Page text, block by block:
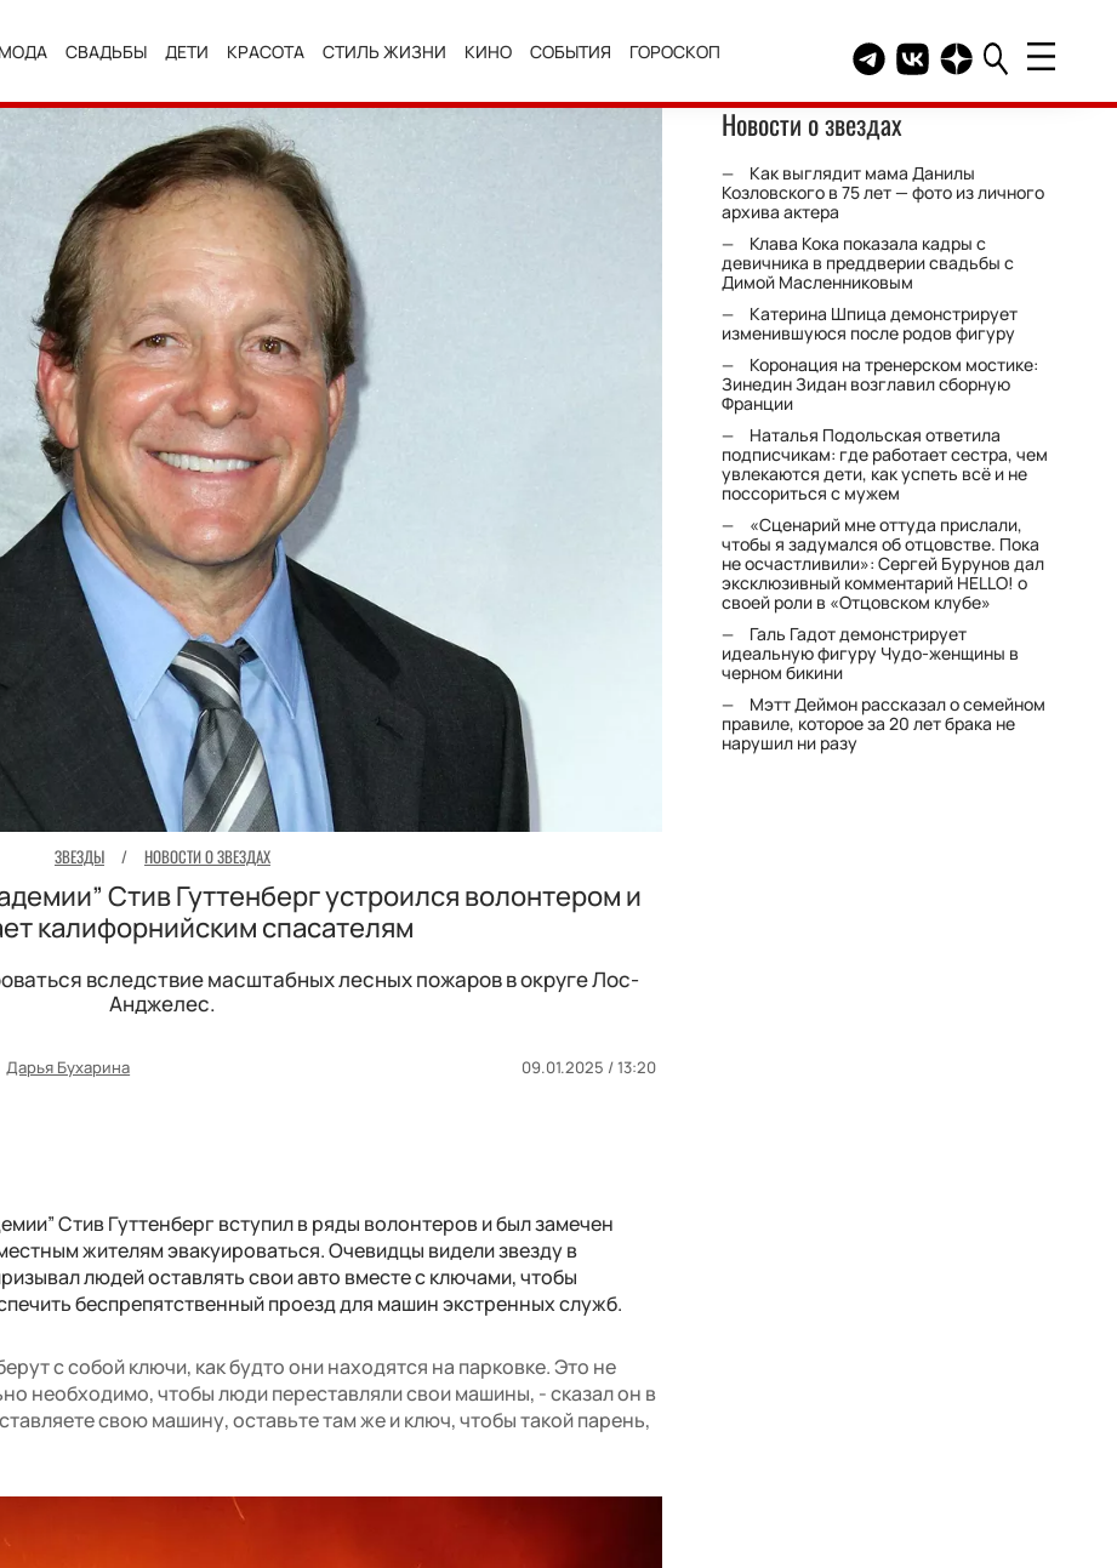
МОДА СВАДЬБЫ ДЕТИ КРАСОТА СТИЛЬ ЖИЗНИ КИНО СОБЫТИЯ ГОРОСКОП Telegram канал HELLO
Группа HELLO
Канал HELLO в
ЗВЕЗДЫ / НОВОСТИ О ЗВЕЗДАХ
Стив Гуттенберг устроился волонтером и
калифорнийским спасателям
вследствие масштабных лесных пожаров в округе Лос-
Анджелес.
Дарья Бухарина
09.01.2025 / 13:20
Стив Гуттенберг вступил в ряды волонтеров и был замечен
жителям эвакуироваться. Очевидцы видели звезду в
людей оставлять свои авто вместе с ключами, чтобы
беспрепятственный проезд для машин экстренных служб.
с собой ключи, как будто они находятся на парковке. Это не
необходимо, чтобы люди переставляли свои машины, - сказал он в
свою машину, оставьте там же и ключ, чтобы такой парень,
Новости о звездах
Как выглядит мама Данилы
Козловского в 75 лет — фото из личного
архива актера
Клава Кока показала кадры с
девичника в преддверии свадьбы с
Димой Масленниковым
Катерина Шпица демонстрирует
изменившуюся после родов фигуру
Коронация на тренерском мостике:
Зинедин Зидан возглавил сборную
Франции
Наталья Подольская ответила
подписчикам: где работает сестра, чем
увлекаются дети, как успеть всё и не
поссориться с мужем
«Сценарий мне оттуда прислали,
чтобы я задумался об отцовстве. Пока
не осчастливили»: Сергей Бурунов дал
эксклюзивный комментарий HELLO! о
своей роли в «Отцовском клубе»
Галь Гадот демонстрирует
идеальную фигуру Чудо-женщины в
черном бикини
Мэтт Деймон рассказал о семейном
правиле, которое за 20 лет брака не
нарушил ни разу